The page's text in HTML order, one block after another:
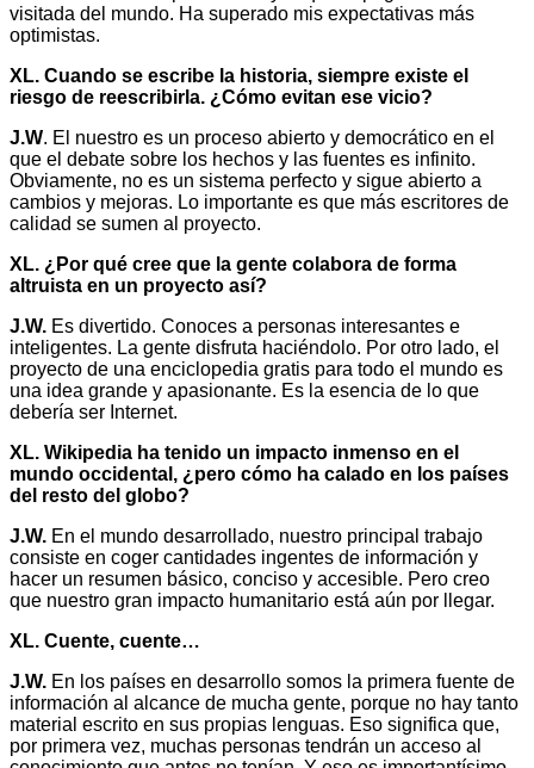
visitada del mundo. Ha superado mis expectativas más
optimistas.
XL. Cuando se escribe la historia, siempre existe el
riesgo de reescribirla. ¿Cómo evitan ese vicio?
J.W. El nuestro es un proceso abierto y democrático en el
que el debate sobre los hechos y las fuentes es infinito.
Obviamente, no es un sistema perfecto y sigue abierto a
cambios y mejoras. Lo importante es que más escritores de
calidad se sumen al proyecto.
XL. ¿Por qué cree que la gente colabora de forma
altruista en un proyecto así?
J.W. Es divertido. Conoces a personas interesantes e
inteligentes. La gente disfruta haciéndolo. Por otro lado, el
proyecto de una enciclopedia gratis para todo el mundo es
una idea grande y apasionante. Es la esencia de lo que
debería ser Internet.
XL. Wikipedia ha tenido un impacto inmenso en el
mundo occidental, ¿pero cómo ha calado en los países
del resto del globo?
J.W. En el mundo desarrollado, nuestro principal trabajo
consiste en coger cantidades ingentes de información y
hacer un resumen básico, conciso y accesible. Pero creo
que nuestro gran impacto humanitario está aún por llegar.
XL. Cuente, cuente…
J.W. En los países en desarrollo somos la primera fuente de
información al alcance de mucha gente, porque no hay tanto
material escrito en sus propias lenguas. Eso significa que,
por primera vez, muchas personas tendrán un acceso al